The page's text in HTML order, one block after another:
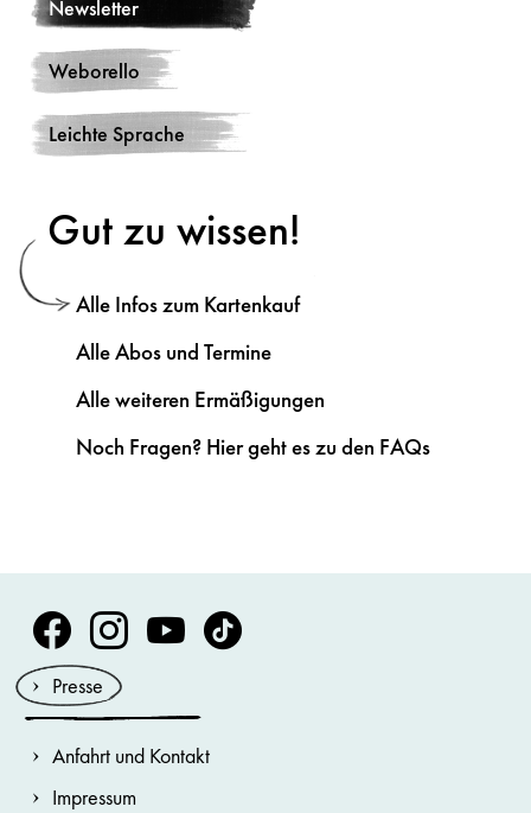
Newsletter
Weborello
Leichte Sprache
Gut zu wissen!
Alle Infos zum Kartenkauf
Alle Abos und Termine
Alle weiteren Ermäßigungen
Noch Fragen? Hier geht es zu den FAQs
Volksoper Facebook
Volksoper Instagram
Volksoper Youtube
Volksoper TikTok
Presse
Anfahrt und Kontakt
Impressum